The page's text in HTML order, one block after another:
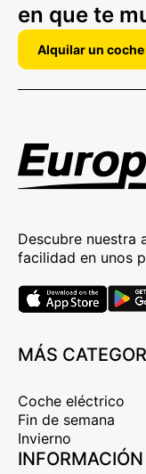
en que te
Alquilar un coche
Descubre nuestra
facilidad en unos
MÁS
Coche eléctrico
Fin de semana
Invierno
INFORMACIÓN